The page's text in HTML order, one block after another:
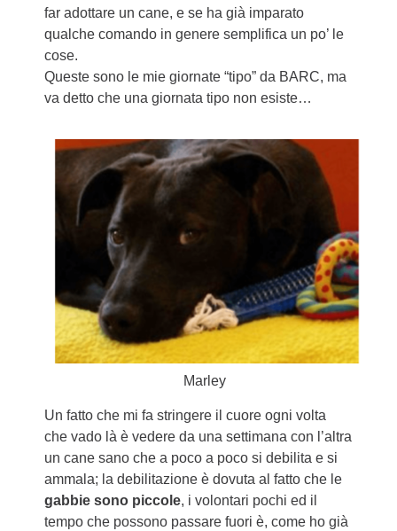
far adottare un cane, e se ha già imparato
qualche comando in genere semplifica un po’ le
cose.
Queste sono le mie giornate “tipo” da BARC, ma
va detto che una giornata tipo non esiste…
Marley
Un fatto che mi fa stringere il cuore ogni volta
che vado là è vedere da una settimana con l’altra
un cane sano che a poco a poco si debilita e si
ammala; la debilitazione è dovuta al fatto che le
gabbie sono piccole, i volontari pochi ed il
tempo che possono passare fuori è, come ho già